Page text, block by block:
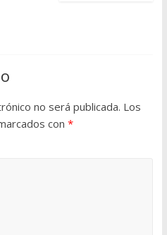
no será publicada. Los
con *